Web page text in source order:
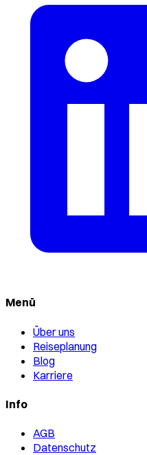
Menü
Über uns
Reiseplanung
Blog
Karriere
Info
AGB
Datenschutz